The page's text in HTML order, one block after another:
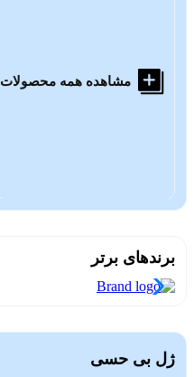
مشاهده همه محصولات
برندهای برتر
ژل بی حسی